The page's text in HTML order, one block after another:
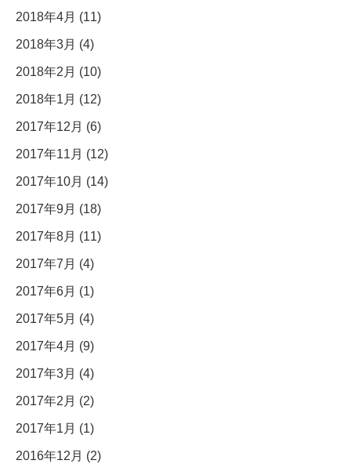
2018年4月 (11)
2018年3月 (4)
2018年2月 (10)
2018年1月 (12)
2017年12月 (6)
2017年11月 (12)
2017年10月 (14)
2017年9月 (18)
2017年8月 (11)
2017年7月 (4)
2017年6月 (1)
2017年5月 (4)
2017年4月 (9)
2017年3月 (4)
2017年2月 (2)
2017年1月 (1)
2016年12月 (2)